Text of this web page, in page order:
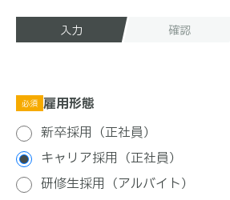
入力 確認
必須 雇用形態
新卒採用（正社員）
キャリア採用（正社員）
研修生採用（アルバイト）